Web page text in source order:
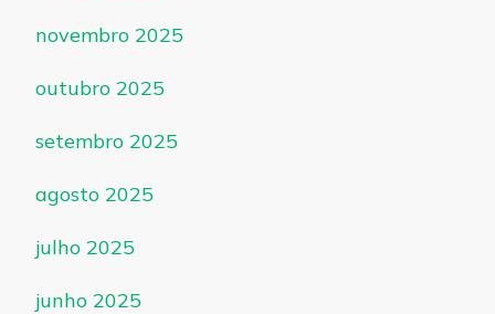
novembro 2025
outubro 2025
setembro 2025
agosto 2025
julho 2025
junho 2025